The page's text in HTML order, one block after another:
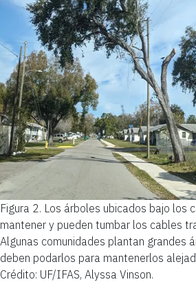
Figura 2. Los árboles ubicados bajo los
mantener y pueden tumbar los cables
Algunas comunidades plantan grandes
deben podarlos para mantenerlos
Crédito: UF/IFAS, Alyssa Vinson.